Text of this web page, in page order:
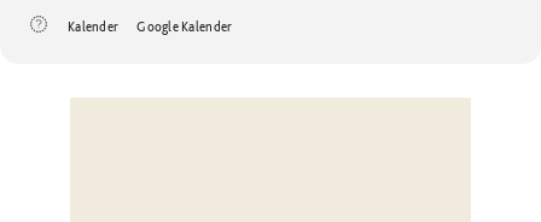
Kalender Google Kalender